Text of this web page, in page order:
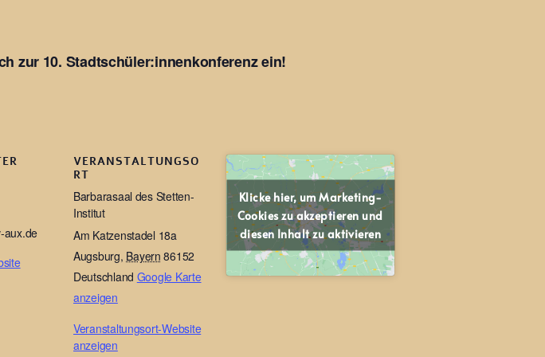
zur 10. Stadtschüler:innenkonferenz ein!
aux.de
VERANSTALTUNGSO
RT
Barbarasaal des Stetten-
Institut
Am Katzenstadel 18a
Augsburg, Bayern 86152
Deutschland Google Karte
anzeigen
Veranstaltungsort-Website
anzeigen
Klicke hier, um Marketing-
Cookies zu akzeptieren und
diesen Inhalt zu aktivieren